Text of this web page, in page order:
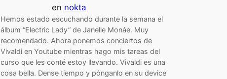
en nokta
Hemos estado escuchando durante la semana el
álbum “Electric Lady” de Janelle Monáe. Muy
recomendado. Ahora ponemos conciertos de
Vivaldi en Youtube mientras hago mis tareas del
curso que les conté estoy llevando. Vivaldi es una
cosa bella. Dense tiempo y pónganlo en su device